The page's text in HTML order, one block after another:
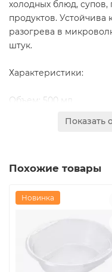
холодных блюд,
продуктов. Устойчива
разогрева в
штук.
Характеристики:
Объем: 500 мл
Комплектация: миска
продуктов, подходит
Упаковка: 540
Плотно
проливы и сохраняет
Стильное
Показать
Похожие товары
Новинка